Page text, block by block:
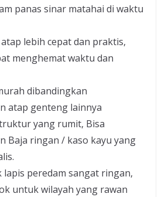
panas sinar matahai di waktu
lebih cepat dan praktis,
menghemat waktu dan
dibandingkan
atap genteng lainnya
yang rumit, Bisa
Baja ringan / kaso kayu yang
lapis peredam sangat ringan,
untuk wilayah yang rawan